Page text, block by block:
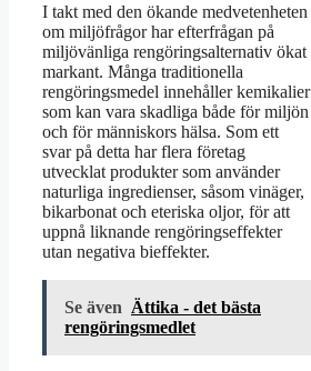
I takt med den ökande medvetenheten
om miljöfrågor har efterfrågan på
miljövänliga rengöringsalternativ ökat
markant. Många traditionella
rengöringsmedel innehåller kemikalier
som kan vara skadliga både för miljön
och för människors hälsa. Som ett
svar på detta har flera företag
utvecklat produkter som använder
naturliga ingredienser, såsom vinäger,
bikarbonat och eteriska oljor, för att
uppnå liknande rengöringseffekter
utan negativa bieffekter.
Se även Ättika - det bästa
rengöringsmedlet